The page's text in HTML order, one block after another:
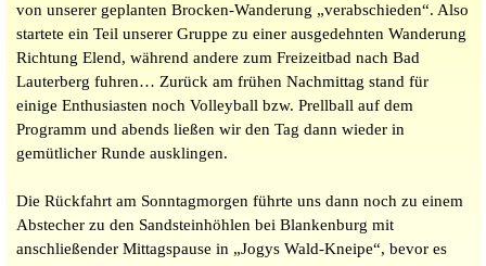
von unserer geplanten Brocken-Wanderung „verabschieden“. Also
startete ein Teil unserer Gruppe zu einer ausgedehnten Wanderung
Richtung Elend, während andere zum Freizeitbad nach Bad
Lauterberg fuhren… Zurück am frühen Nachmittag stand für
einige Enthusiasten noch Volleyball bzw. Prellball auf dem
Programm und abends ließen wir den Tag dann wieder in
gemütlicher Runde ausklingen.
Die Rückfahrt am Sonntagmorgen führte uns dann noch zu einem
Abstecher zu den Sandsteinhöhlen bei Blankenburg mit
anschließender Mittagspause in „Jogys Wald-Kneipe“, bevor es